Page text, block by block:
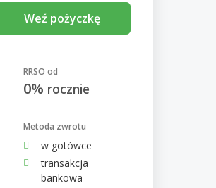
Weź pożyczkę
RRSO od
0% rocznie
Metoda zwrotu
w gotówce
transakcja
bankowa